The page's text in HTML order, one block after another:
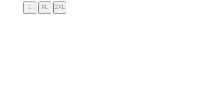
L XL 2XL